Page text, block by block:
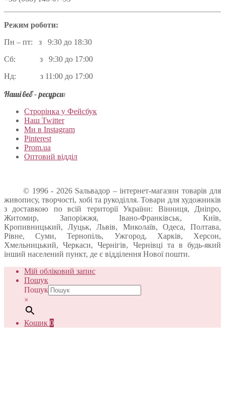
Режим роботи:
Пн – пт: з 9:30 до 18:30
Сб: з 9:30 до 17:00
Нд: з 11:00 до 17:00
Наші веб – ресурси:
Строрінка у Фейсбук
Наш Twitter
Ми в Instagram
Pinterest
Prom.ua
Оптовий відділ
© 1996 - 2026 Sальвадор – інтернет-магазин товарів для
живопису, творчості, хобі та рукоділля. Товари для художників
з доставкою по всій території України: Вінниця, Дніпро,
Житомир, Запоріжжя, Івано-Франківськ, Київ,
Кропивницький, Луцьк, Львів, Миколаїв, Одеса, Полтава,
Рівне, Суми, Тернопіль, Ужгород, Харків, Херсон,
Хмельницький, Черкаси, Чернігів, Чернівці та в будь-який
інший населений пункт, де є відділення Нової пошти.
Мій обліковий запис
Пошук
Пошук
×
Кошик 0